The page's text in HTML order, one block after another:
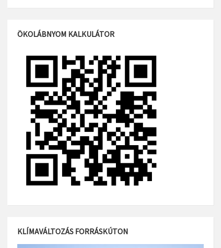
ÖKOLÁBNYOM KALKULÁTOR
KLÍMAVÁLTOZÁS FORRÁSKÚTON